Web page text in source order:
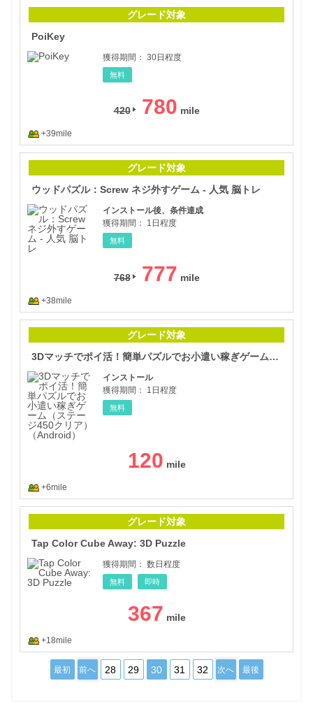
グレード対象
PoiKey
獲得期間： 30日程度
無料
420 780
+39mile
グレード対象
ウッドパズル：Screw ネジ外すゲーム - 人気 脳トレ
インストール後、条件達成
獲得期間：
1日程度
無料
768 777
+38mile
グレード対象
3Dマッチでポイ活！簡単パズルでお小遣い稼ぎゲーム（ステージ450クリア）（Android）
インストール
獲得期間：
1日程度
無料
120
+6mile
グレード対象
Tap Color Cube Away: 3D Puzzle
獲得期間： 数日程度
無料 即時
367
+18mile
最初 前へ 28 29 30 31 32 次へ 最後